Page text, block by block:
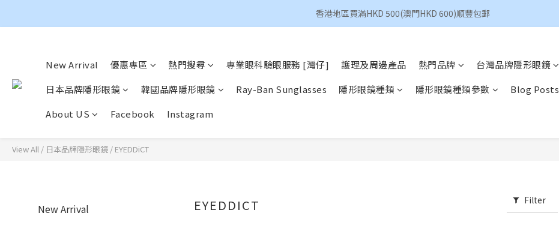
香港地區買滿HKD 500(澳門HKD 600)順豐包郵
香港地區買滿HKD 500(澳門HKD 600)順豐包郵
香港地區買滿HKD 500(澳門HKD 600)順豐包郵
New Arrival 優惠專區 熱門搜尋 專業眼科驗眼服務 [灣仔] 護理及周邊產品 熱門品牌
台灣品牌隱形眼鏡
日本品牌隱形眼鏡
韓國品牌隱形眼鏡 Ray-Ban Sunglasses 隱形眼鏡種類 隱形眼鏡種類參數
Blog Posts
About US
Facebook Instagram
View All / 日本品牌隱形眼鏡 / EYEDDiCT
New Arrival
EYEDDICT Filter